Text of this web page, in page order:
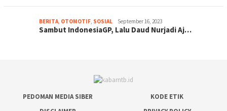
BERITA, OTOMOTIF, SOSIAL September 16, 2023
Sambut IndonesiaGP, Lalu Daud Nurjadi Aj…
PEDOMAN MEDIA SIBER
KODE ETIK